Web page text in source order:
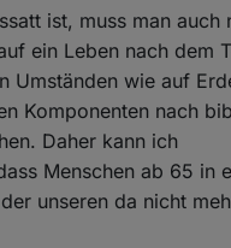
ist, muss man auch
ein Leben nach dem
Umständen wie auf
Komponenten nach
Daher kann ich
Menschen ab 65 in
unseren da nicht